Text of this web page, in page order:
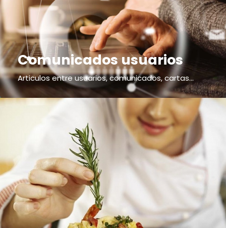
Comunicados usuarios
Articulos entre usuarios, comunicados, cartas...